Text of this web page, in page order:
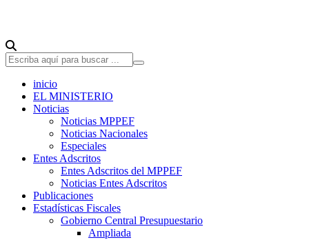
inicio
EL MINISTERIO
Noticias
Noticias MPPEF
Noticias Nacionales
Especiales
Entes Adscritos
Entes Adscritos del MPPEF
Noticias Entes Adscritos
Publicaciones
Estadísticas Fiscales
Gobierno Central Presupuestario
Ampliada